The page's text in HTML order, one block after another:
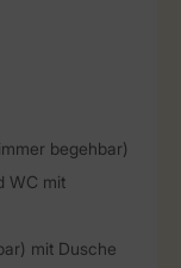
begehbar)
WC mit
mit Dusche